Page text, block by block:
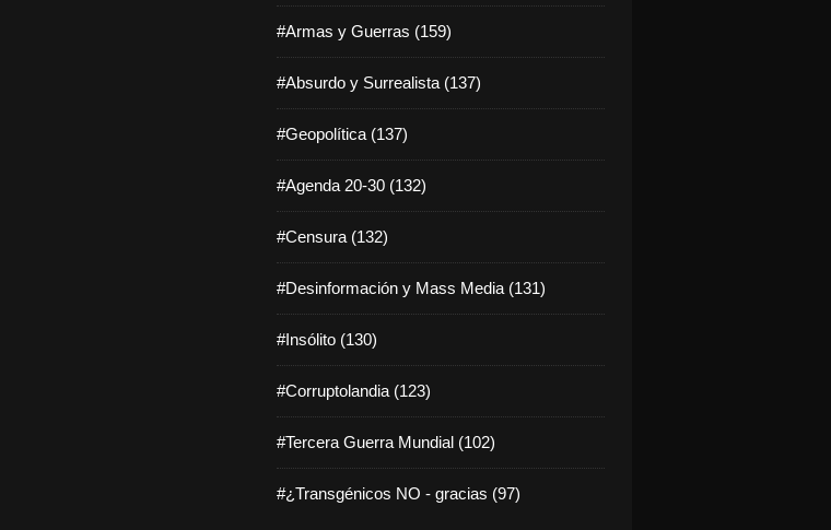
#Armas y Guerras (159)
#Absurdo y Surrealista (137)
#Geopolítica (137)
#Agenda 20-30 (132)
#Censura (132)
#Desinformación y Mass Media (131)
#Insólito (130)
#Corruptolandia (123)
#Tercera Guerra Mundial (102)
#¿Transgénicos NO - gracias (97)